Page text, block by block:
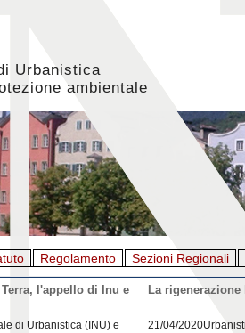
Urbanistica
ambientale
Regolamento Sezioni Regionali
l'appello di Inu e
di Urbanistica (INU) e
La
21/04/